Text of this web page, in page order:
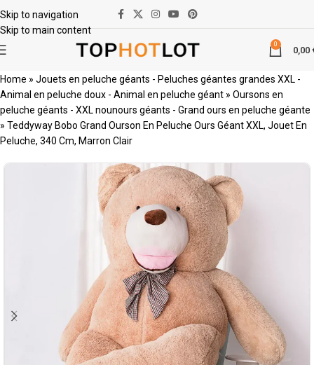
Skip to navigation
Skip to main content
0
0,00
Home » Jouets en peluche géants - Peluches géantes grandes XXL -
Animal en peluche doux - Animal en peluche géant » Oursons en
peluche géants - XXL nounours géants - Grand ours en peluche géante
» Teddyway Bobo Grand Ourson En Peluche Ours Géant XXL, Jouet En
Peluche, 340 Cm, Marron Clair